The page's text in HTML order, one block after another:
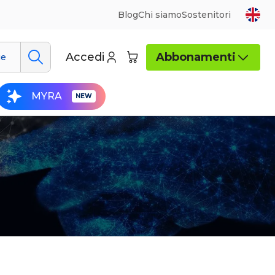
BlogChi siamoSostenitori
Accedi Abbonamenti
MYRA